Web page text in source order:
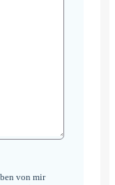
von mir